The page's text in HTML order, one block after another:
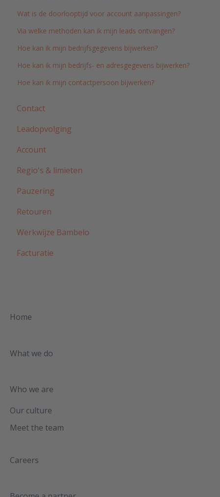
Wat is de doorlooptijd voor account aanpassingen?
Via welke methoden kan ik mijn leads ontvangen?
Hoe kan ik mijn bedrijfsgegevens bijwerken?
Hoe kan ik mijn bedrijfs- en adresgegevens bijwerken?
Hoe kan ik mijn contactpersoon bijwerken?
Contact
Leadopvolging
Account
Regio's & limieten
Pauzering
Retouren
Werkwijze Bambelo
Facturatie
Home
What we do
Who we are
Our culture
Meet the team
Careers